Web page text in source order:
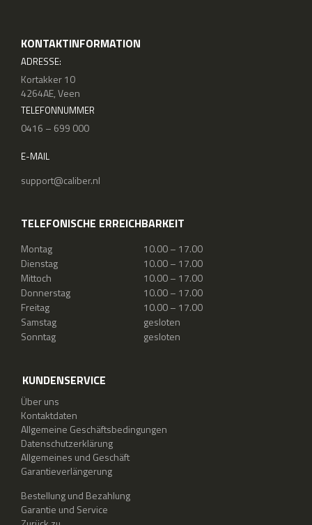
KONTAKTINFORMATION
ADRESSE:
Kortakker 10
4264AE, Veen
TELEFONNUMMER
0416 – 699 000
E-MAIL
support@caliber.nl
TELEFONISCHE ERREICHBARKEIT
Montag
10.00 – 17.00
Dienstag
10.00 – 17.00
Mittoch
10.00 – 17.00
Donnerstag
10.00 – 17.00
Freitag
10.00 – 17.00
Samstag
gesloten
Sonntag
gesloten
KUNDENSERVICE
Über uns
Kontaktdaten
Allgemeine Geschäftsbedingungen
Datenschutzerklärung
Allgemeines und Geschäft
Garantieverlängerung
Bestellung und Bezahlung
Garantie und Service